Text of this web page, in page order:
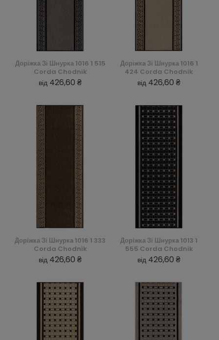
Доріжка Зі Шнурка 1016 1 515
Corda Chodnik
від 426,60 ₴
Доріжка Зі Шнурка 1016 1
424 Corda Chodnik
від 426,60 ₴
Доріжка Зі Шнурка 1016 1 333
Corda Chodnik
від 426,60 ₴
Доріжка Зі Шнурка 1013 1
555 Corda Chodnik
від 426,60 ₴